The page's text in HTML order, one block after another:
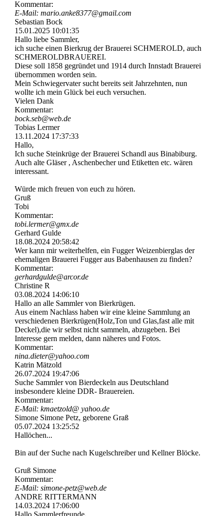
Kommentar:
E-Mail: mario.­anke8377@­gmail.­com
Sebastian Bock
15.01.2025 10:01:35
Hallo liebe Sammler,
ich suche einen Bierkrug der Brauerei SCHMEROLD, auch
SCHMEROLDBRAUEREI.
Diese soll 1858 gegründet und 1914 durch Innstadt Brauerei
übernommen worden sein.
Mein Schwiegervater sucht bereits seit Jahrzehnten, nun
wollte ich mein Glück bei euch versuchen.
Vielen Dank
Kommentar:
bock.seb@web.de
Tobias Lermer
13.11.2024 17:37:33
Hallo,
Ich suche Steinkrüge der Brauerei Schandl aus Binabiburg.
Auch alte Gläser , Aschenbecher und Etiketten etc. wären
interessant.
Würde mich freuen von euch zu hören.
Gruß
Tobi
Kommentar:
tobi.lermer@gmx.de
Gerhard Gulde
18.08.2024 20:58:42
Wer kann mir weiterhelfen, ein Fugger Weizenbierglas der
ehemaligen Brauerei Fugger aus Babenhausen zu finden?
Kommentar:
gerhardgulde@arcor.de
Christine R
03.08.2024 14:06:10
Hallo an alle Sammler von Bierkrügen.
Aus einem Nachlass haben wir eine kleine Sammlung an
verschiedenen Bierkrügen(Holz,Ton und Glas,fast alle mit
Deckel),die wir selbst nicht sammeln, abzugeben. Bei
Interesse gern melden, dann näheres und Fotos.
Kommentar:
nina.dieter@yahoo.com
Katrin Mätzold
26.07.2024 19:47:06
Suche Sammler von Bierdeckeln aus Deutschland
insbesondere kleine DDR- Brauereien.
Kommentar:
E-Mail: kmaetzold@ yahoo.de
Simone Simone Petz, geborene Graß
05.07.2024 13:25:52
Hallöchen...
Bin auf der Suche nach Kugelschreiber und Kellner Blöcke.
Gruß Simone
Kommentar:
E-Mail: simone-petz@web.de
ANDRE RITTERMANN
14.03.2024 17:06:00